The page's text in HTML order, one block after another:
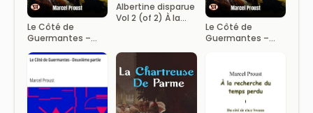
Le Côté de
Guermantes –
Albertine disparue
Vol 2 (of 2) À la
Tome 7
Le Côté de
Guermantes –